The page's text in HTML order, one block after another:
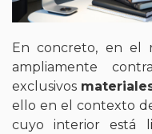
En concreto, en el
ampliamente
exclusivos
ello en el contexto
cuyo interior está